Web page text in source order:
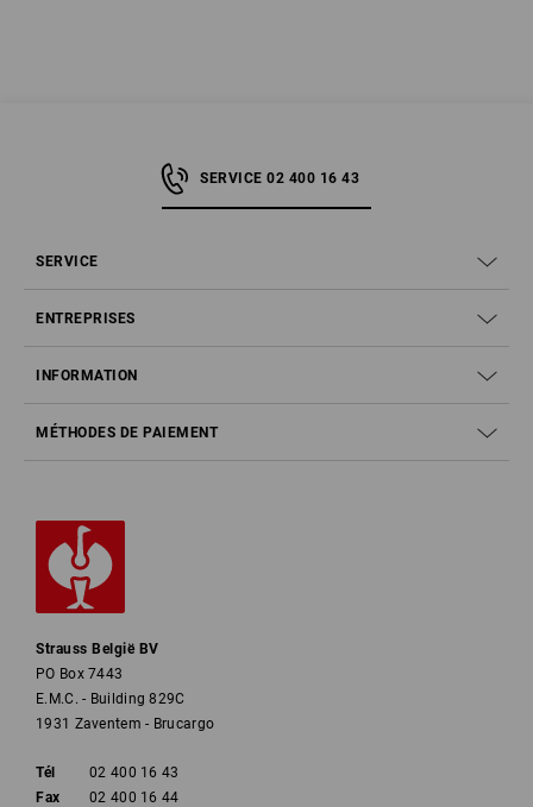
SERVICE 02 400 16 43
SERVICE
ENTREPRISES
INFORMATION
MÉTHODES DE PAIEMENT
Strauss België BV
PO Box 7443
E.M.C. - Building 829C
1931 Zaventem - Brucargo
Tél
02 400 16 43
Fax
02 400 16 44